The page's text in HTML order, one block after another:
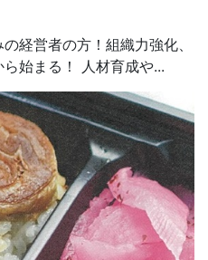
経営者の方！組織力強化、
始まる！ 人材育成や...